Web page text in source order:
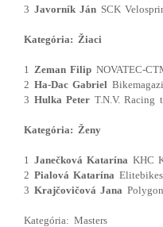
3 Javorník Ján SCK
Kategória: Žiaci
1 Zeman Filip NOVATEC-
2 Ha-Dac Gabriel
3 Hulka Peter T.N.V. Racing
Kategória: Ženy
1 Janečková Katarína KHC
2 Pialová Katarína
3 Krajčovičová Jana
Kategória: Masters